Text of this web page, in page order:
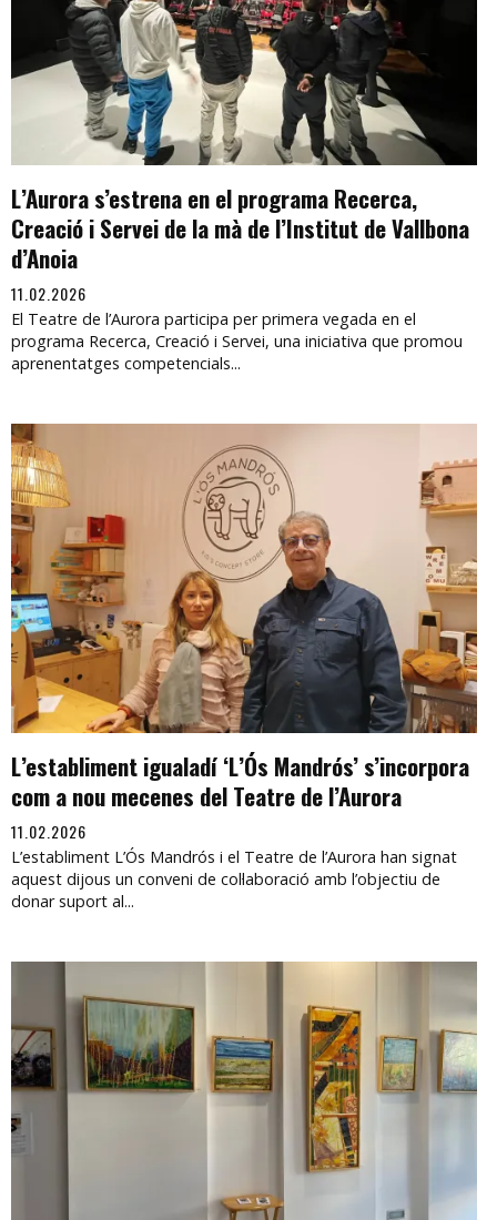
L’Aurora s’estrena en el programa Recerca,
Creació i Servei de la mà de l’Institut de Vallbona
d’Anoia
11.02.2026
El Teatre de l’Aurora participa per primera vegada en el
programa Recerca, Creació i Servei, una iniciativa que promou
aprenentatges competencials...
L’establiment igualadí ‘L’Ós Mandrós’ s’incorpora
com a nou mecenes del Teatre de l’Aurora
11.02.2026
L’establiment L’Ós Mandrós i el Teatre de l’Aurora han signat
aquest dijous un conveni de col·laboració amb l’objectiu de
donar suport al...